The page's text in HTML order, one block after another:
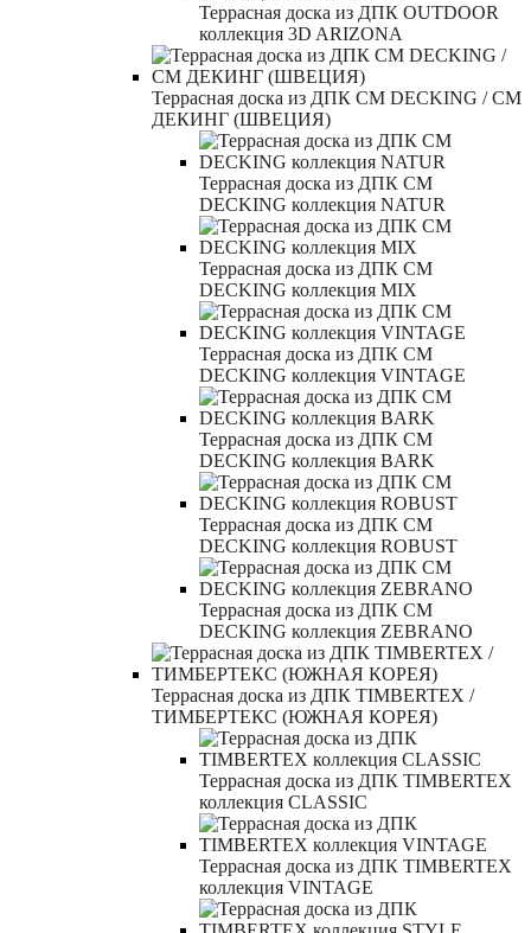
Террасная доска из ДПК OUTDOOR
коллекция 3D ARIZONA
Террасная доска из ДПК CM DECKING / СМ
ДЕКИНГ (ШВЕЦИЯ)
Террасная доска из ДПК CM
DECKING коллекция NATUR
Террасная доска из ДПК CM
DECKING коллекция MIX
Террасная доска из ДПК CM
DECKING коллекция VINTAGE
Террасная доска из ДПК CM
DECKING коллекция BARK
Террасная доска из ДПК CM
DECKING коллекция ROBUST
Террасная доска из ДПК CM
DECKING коллекция ZEBRANO
Террасная доска из ДПК TIMBERTEX /
ТИМБЕРТЕКС (ЮЖНАЯ КОРЕЯ)
Террасная доска из ДПК TIMBERTEX
коллекция CLASSIC
Террасная доска из ДПК TIMBERTEX
коллекция VINTAGE